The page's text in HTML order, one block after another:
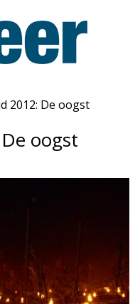
2012: De oogst
oogst